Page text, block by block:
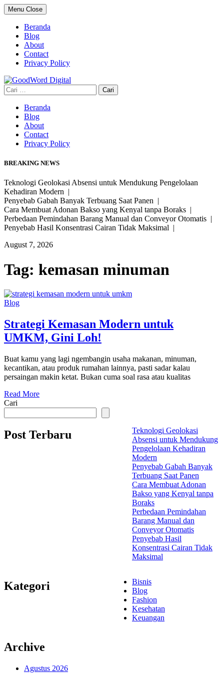
Skip
to
content
Menu Close
Beranda
Blog
About
Contact
Privacy Policy
Cari
untuk:
Beranda
Blog
About
Contact
Privacy Policy
BREAKING NEWS
Teknologi Geolokasi Absensi untuk Mendukung Pengelolaan
Kehadiran Modern |
Penyebab Gabah Banyak Terbuang Saat Panen |
Cara Membuat Adonan Bakso yang Kenyal tanpa Boraks |
Perbedaan Pemindahan Barang Manual dan Conveyor Otomatis |
Penyebab Hasil Konsentrasi Cairan Tidak Maksimal |
August 7, 2026
Tag: kemasan minuman
Blog
Strategi Kemasan Modern untuk
UMKM, Gini Loh!
Buat kamu yang lagi ngembangin usaha makanan, minuman,
kecantikan, atau produk rumahan lainnya, pasti sadar kalau
persaingan makin ketat. Bukan cuma soal rasa atau kualitas
Read More
Cari
Post Terbaru
Teknologi Geolokasi
Absensi untuk Mendukung
Pengelolaan Kehadiran
Modern
Penyebab Gabah Banyak
Terbuang Saat Panen
Cara Membuat Adonan
Bakso yang Kenyal tanpa
Boraks
Perbedaan Pemindahan
Barang Manual dan
Conveyor Otomatis
Penyebab Hasil
Konsentrasi Cairan Tidak
Maksimal
Kategori
Bisnis
Blog
Fashion
Kesehatan
Keuangan
Archive
Agustus 2026